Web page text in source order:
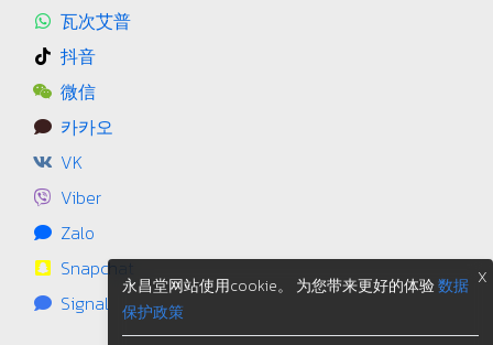
瓦次艾普
抖音
微信
카카오
VK
Viber
Zalo
Snapchat
Signal
X
永昌堂网站使用cookie。 为您带来更好的体验数据
保护政策